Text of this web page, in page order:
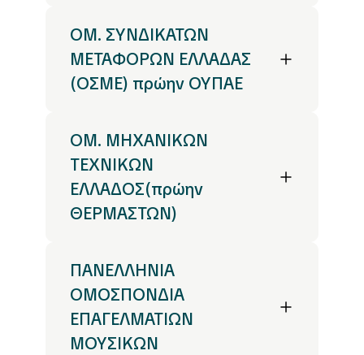
ΟΜ. ΣΥΝΔΙΚΑΤΩΝ
ΜΕΤΑΦΟΡΩΝ ΕΛΛΑΔΑΣ
(ΟΣΜΕ) πρώην ΟΥΠΑΕ
ΟΜ. ΜΗΧΑΝΙΚΩΝ
ΤΕΧΝΙΚΩΝ
ΕΛΛΑΔΟΣ(πρώην
ΘΕΡΜΑΣΤΩΝ)
ΠΑΝΕΛΛΗΝΙΑ
ΟΜΟΣΠΟΝΔΙΑ
ΕΠΑΓΕΛΜΑΤΙΩΝ
ΜΟΥΣΙΚΩΝ